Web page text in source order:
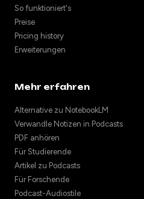
So funktioniert's
Preise
Pricing history
Erweiterungen
Mehr erfahren
Alternative zu NotebookLM
Verwandle Notizen in Podcasts
PDF anhören
Für Studierende
Artikel zu Podcasts
Für Forschende
Podcast-Audiostile